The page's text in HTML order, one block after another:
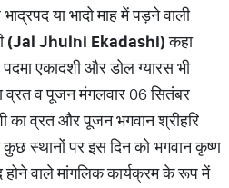
या भादो माह में पड़ने वाली
(Jal Jhulni Ekadashi)कहा
पदमा एकादशी और डोल ग्यारस भी
व पूजन मंगलवार 06 सितंबर
का व्रत और पूजन भगवान श्रीहरि
कुछ स्थानों पर इस दिन को भगवान कृष्ण
वाले मांगलिक कार्यक्रम के रूप में